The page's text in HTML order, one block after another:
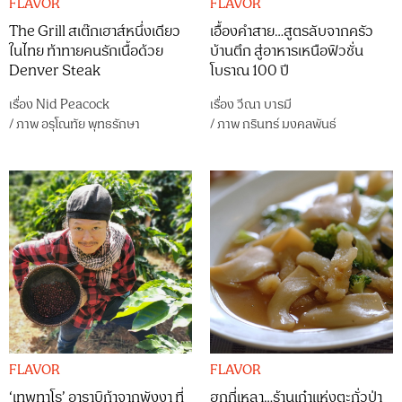
The Grill สเต๊กเฮาส์หนึ่งเดียว
ในไทย ท้าทายคนรักเนื้อด้วย
Denver Steak
เรื่อง Nid Peacock
/ภาพอรุโณทัย พุทธรักษา
เอื้องคำสาย…สูตรลับจากครัว
บ้านตึก สู่อาหารเหนือฟิวชั่น
โบราณ 100 ปี
เรื่องวีณา บารมี
/ภาพกรินทร์ มงคลพันธ์
FLAVOR FLAVOR